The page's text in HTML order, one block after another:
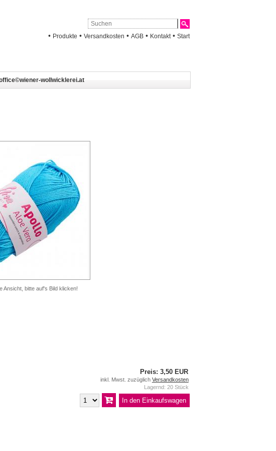
• Produkte • Versandkosten • AGB • Kontakt • Start
wollwicklerei.at
Ansicht, bitte auf's Bild klicken!
Preis: 3,50 EUR
inkl. Mwst. zuzüglich Versandkosten
Lagernd: 20 Stück